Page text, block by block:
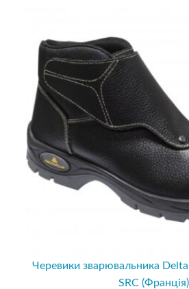
Черевики зварювальника
SRC (Франція)